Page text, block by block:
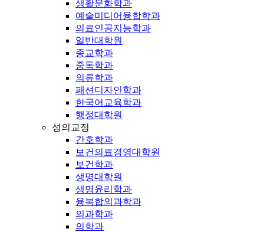
생활문화학과
예술미디어융합학과
의료인공지능학과
일반대학원
종교학과
중독학과
의류학과
패션디자인학과
한국어교육학과
행정대학원
성의교정
간호학과
보건의료경영대학원
보건학과
생명대학원
생명윤리학과
융복합의과학과
의과학과
의학과